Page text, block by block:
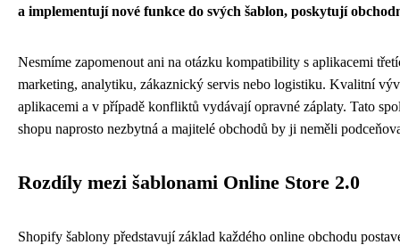
a implementují nové funkce do svých šablon, poskytují
Nesmíme zapomenout ani na otázku kompatibility s aplikacemi
marketing, analytiku, zákaznický servis nebo logistiku. Kvalitní
aplikacemi a v případě konfliktů vydávají opravné záplaty. Tato
shopu naprosto nezbytná a majitelé obchodů by ji neměli
Rozdíly mezi šablonami Online Store 2.0
Shopify šablony představují základ každého online obchodu